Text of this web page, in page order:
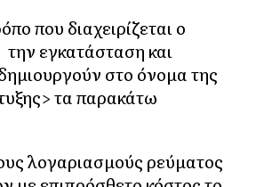
που διαχειρίζεται ο
την εγκατάσταση και
στο όνομα της
τα παρακάτω
λογαριασμούς ρεύματος